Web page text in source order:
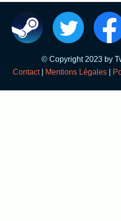
© Copyright 2023 by
Contact| Mentions Légales|